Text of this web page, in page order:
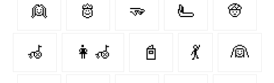
👱 🫅 🫳 🫷 👳
🦽 👩‍🦽‍ 📓 💃 👰‍